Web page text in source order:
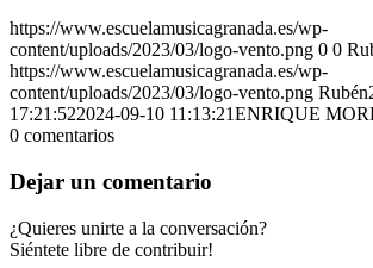
https://www.escuelamusicagranada.es/wp-
content/uploads/2023/03/logo-vento.png 0 0
https://www.escuelamusicagranada.es/wp-
content/uploads/2023/03/logo-vento.png Rubén
17:21:522024-09-10 11:13:21ENRIQUE
0 comentarios
Dejar un comentario
¿Quieres unirte a la conversación?
Siéntete libre de contribuir!